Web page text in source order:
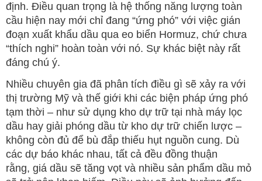
định. Điều quan trọng là hệ thống năng lượng toàn
cầu hiện nay mới chỉ đang “ứng phó” với việc gián
đoạn xuất khẩu dầu qua eo biển Hormuz, chứ chưa
“thích nghi” hoàn toàn với nó. Sự khác biệt này rất
đáng chú ý.
Nhiều chuyên gia đã phân tích điều gì sẽ xảy ra với
thị trường Mỹ và thế giới khi các biện pháp ứng phó
tạm thời – như sử dụng kho dự trữ tại nhà máy lọc
dầu hay giải phóng dầu từ kho dự trữ chiến lược –
không còn đủ để bù đắp thiếu hụt nguồn cung. Dù
các dự báo khác nhau, tất cả đều đồng thuận
rằng, giá dầu sẽ tăng vọt và nhiều sản phẩm dầu mỏ